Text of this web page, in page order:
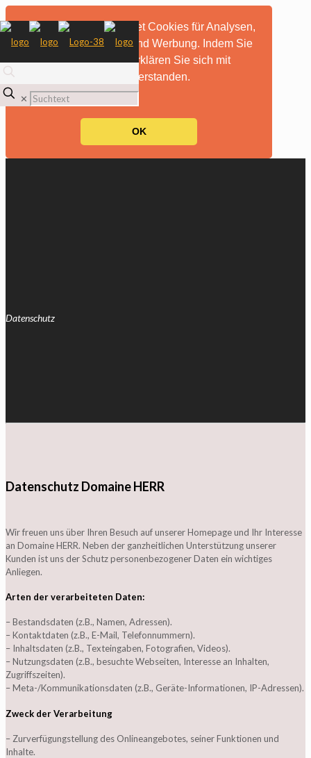
Diese Website verwendet Cookies für Analysen,
personalisierte Inhalte und Werbung. Indem Sie
diese Website nutzen, erklären Sie sich mit
dieser Verwendung einverstanden.
mehr Informationen
OK
✕
Datenschutz
Datenschutz Domaine HERR
Wir freuen uns über Ihren Besuch auf unserer Homepage und Ihr Interesse
an Domaine HERR. Neben der ganzheitlichen Unterstützung unserer
Kunden ist uns der Schutz personenbezogener Daten ein wichtiges
Anliegen.
Arten der verarbeiteten Daten:
– Bestandsdaten (z.B., Namen, Adressen).
– Kontaktdaten (z.B., E-Mail, Telefonnummern).
– Inhaltsdaten (z.B., Texteingaben, Fotografien, Videos).
– Nutzungsdaten (z.B., besuchte Webseiten, Interesse an Inhalten,
Zugriffszeiten).
– Meta-/Kommunikationsdaten (z.B., Geräte-Informationen, IP-Adressen).
Zweck der Verarbeitung
– Zurverfügungstellung des Onlineangebotes, seiner Funktionen und
Inhalte.